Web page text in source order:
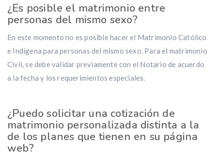
¿Es posible el matrimonio entre
personas del mismo sexo?
En este momento no es posible hacer el Matrimonio Católico
e Indígena para personas del mismo sexo. Para el matrimonio
Civil, se debe validar previamente con el Notario de acuerdo
a la fecha y los requerimientos especiales.
¿Puedo solicitar una cotización de
matrimonio personalizada distinta a la
de los planes que tienen en su página
web?